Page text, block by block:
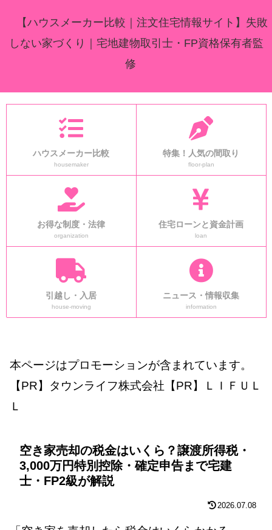
【ハウスメーカー比較｜注文住宅情報サイト】失敗
しない家づくり｜宅地建物取引士・FP資格保有者監
修
ハウスメーカー比較
housemaker
特集！人気の間取り
floor-plan
お得な制度・法律
organization
住宅ローンと資金計画
loan
引越し・入居
house-moving
ニュース・情報収集
information
本ページはプロモーションが含まれています。
【PR】タウンライフ株式会社【PR】ＬＩＦＵＬ
Ｌ
空き家売却の税金はいくら？譲渡所得税・
3,000万円特別控除・確定申告まで宅建
士・FP2級が解説
2026.07.08